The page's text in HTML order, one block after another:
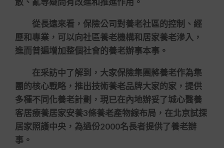
從長遠來看，保險公司對養老社區的控制、經
歷和專業，可以向社區養老機構和居家養老滲入，
進而普遍增加整個社會的養老辦事本事。
在采訪中了解到，大家保險集團將養老作為集
團的核心戰略，推出技術養老品牌大家的家，提供
多種不同化養老計劃，現已在內地辦妥了城心醫養
客居療養居家安養3條養老產物線布局，在北京試探
居家照護中央，為過份2000名長者提供了養老辦
事。